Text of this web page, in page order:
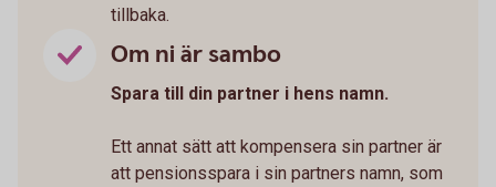
tillbaka.
Om ni är sambo
Spara till din partner i hens namn.
Ett annat sätt att kompensera sin partner är
att pensionsspara i sin partners namn, som